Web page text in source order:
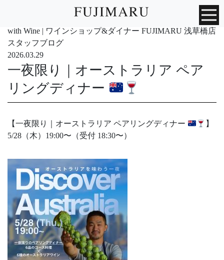
with Wine | ワインショップ&ダイナー FUJIMARU 浅草橋店
スタッフブログ
2026.03.29
一夜限り｜オーストラリア ペア
リングディナー
【一夜限り｜オーストラリア ペアリングディナー
】
5/28（木）19:00〜（受付 18:30〜）